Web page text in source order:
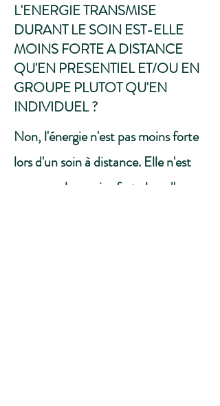
L'ENERGIE TRANSMISE
DURANT LE SOIN EST-ELLE
MOINS FORTE A DISTANCE
QU'EN PRESENTIEL ET/OU EN
GROUPE PLUTOT QU'EN
INDIVIDUEL ?
Non, l'énergie n'est pas moins forte
lors d'un soin à distance. Elle n'est
pas non plus moins forte lors d'un